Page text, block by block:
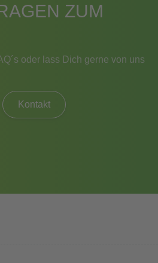
ZUM
oder lass Dich gerne von uns
Kontakt